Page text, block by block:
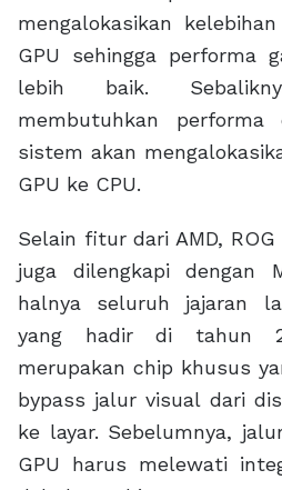
merupakan chip khusus
bypass jalur visual dari
ke layar. Sebelumnya,
GPU harus melewati
dahulu sehingga
mengakibatkan
Berkat MUX Switch
dialihkan dari discrete
layar atau dialihkan ke
Switch memberikan
hingga 30% di game